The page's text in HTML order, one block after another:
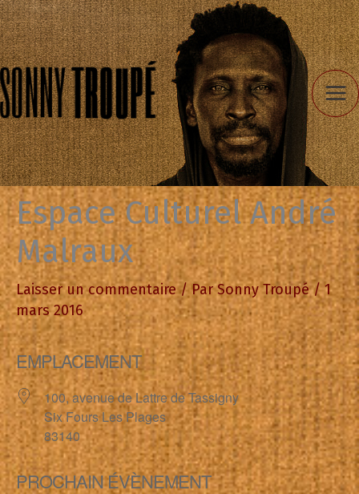
Aller
au
contenu
Espace Culturel André
Malraux
Laisser un commentaire / ParSonny Troupé/1
mars 2016
EMPLACEMENT
100, avenue de Lattre de Tassigny
Six Fours Les Plages
83140
PROCHAIN ÉVÈNEMENT